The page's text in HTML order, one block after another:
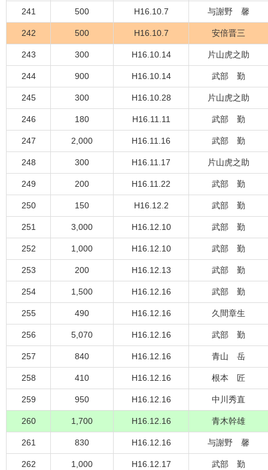
241 500 H16.10.7 与謝野 馨
242 500 H16.10.7 安倍晋三
243 300 H16.10.14 片山虎之助
244 900 H16.10.14 武部 勤
245 300 H16.10.28 片山虎之助
246 180 H16.11.11 武部 勤
247 2,000 H16.11.16 武部 勤
248 300 H16.11.17 片山虎之助
249 200 H16.11.22 武部 勤
250 150 H16.12.2 武部 勤
251 3,000 H16.12.10 武部 勤
252 1,000 H16.12.10 武部 勤
253 200 H16.12.13 武部 勤
254 1,500 H16.12.16 武部 勤
255 490 H16.12.16 久間章生
256 5,070 H16.12.16 武部 勤
257 840 H16.12.16 青山 岳
258 410 H16.12.16 根本 匠
259 950 H16.12.16 中川秀直
260 1,700 H16.12.16 青木幹雄
261 830 H16.12.16 与謝野 馨
262 1,000 H16.12.17 武部 勤